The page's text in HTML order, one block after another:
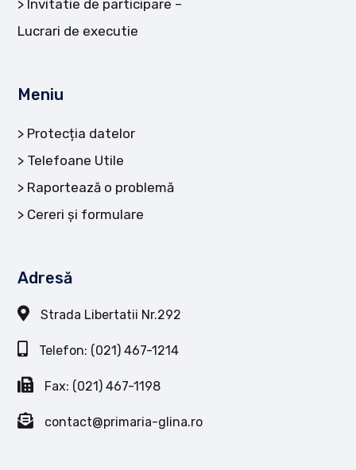
Invitatie de participare –
Lucrari de executie
Meniu
Protecția datelor
Telefoane Utile
Raportează o problemă
Cereri și formulare
Adresă
Strada Libertatii Nr.292
Telefon: (021) 467-1214
Fax: (021) 467-1198
contact@primaria-glina.ro